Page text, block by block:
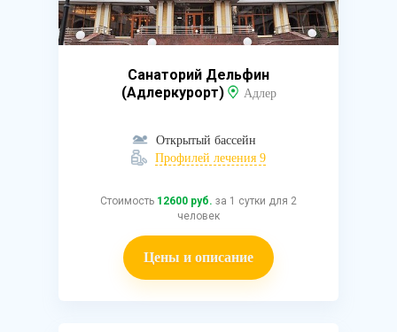
Санаторий Дельфин
(Адлеркурорт)
Адлер
Открытый бассейн
Профилей лечения 9
Стоимость 12600 руб. за 1 сутки для 2
человек
Цены и описание